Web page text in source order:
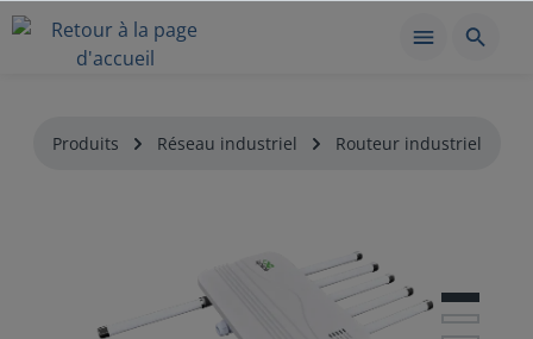
Produits Réseau industriel Routeur industriel